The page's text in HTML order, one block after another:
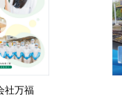
社万福